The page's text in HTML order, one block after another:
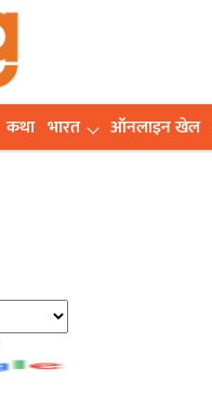
कथा भारत ऑनलाइन खेल